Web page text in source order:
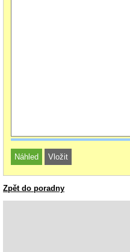
Zpět do poradny